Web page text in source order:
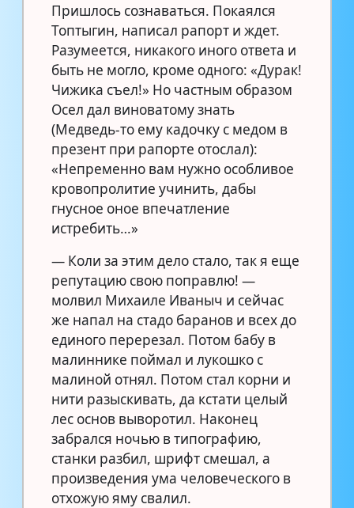
Пришлось сознаваться. Покаялся
Топтыгин, написал рапорт и ждет.
Разумеется, никакого иного ответа и
быть не могло, кроме одного: «Дурак!
Чижика съел!» Но частным образом
Осел дал виноватому знать
(Медведь-то ему кадочку с медом в
презент при рапорте отослал):
«Непременно вам нужно особливое
кровопролитие учинить, дабы
гнусное оное впечатление
истребить…»
— Коли за этим дело стало, так я еще
репутацию свою поправлю! —
молвил Михаиле Иваныч и сейчас
же напал на стадо баранов и всех до
единого перерезал. Потом бабу в
малиннике поймал и лукошко с
малиной отнял. Потом стал корни и
нити разыскивать, да кстати целый
лес основ выворотил. Наконец
забрался ночью в типографию,
станки разбил, шрифт смешал, а
произведения ума человеческого в
отхожую яму свалил.